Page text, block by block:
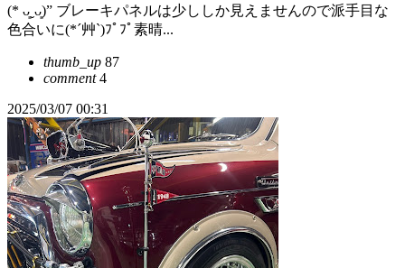
(* ᴗ͈ˬᴗ͈)” ブレーキパネルは少ししか見えませんので派手目な
色合いに(*´艸`)ﾌﾟﾌﾟ素晴...
thumb_up 87
comment4
2025/03/07 00:31